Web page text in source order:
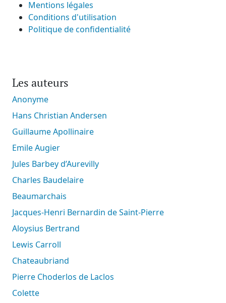
Mentions légales
Conditions d'utilisation
Politique de confidentialité
Les auteurs
Anonyme
Hans Christian Andersen
Guillaume Apollinaire
Emile Augier
Jules Barbey d’Aurevilly
Charles Baudelaire
Beaumarchais
Jacques-Henri Bernardin de Saint-Pierre
Aloysius Bertrand
Lewis Carroll
Chateaubriand
Pierre Choderlos de Laclos
Colette